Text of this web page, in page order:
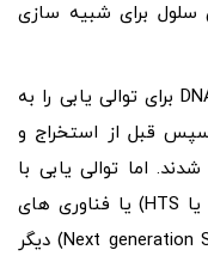
سلول برای شبیه سازی
در شیوه سنتی، ابتدا قسمت مورد نیاز DNA برای توالی یابی را به
قبل از استخراج و
اما توالی یابی با
توان بالا (High throughput Sequencing یا HTS) یا فناوری های
توالی یابی نسل بعد (NGS یا Next generation Sequencing) دیگر